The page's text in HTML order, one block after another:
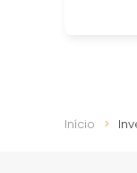
Início